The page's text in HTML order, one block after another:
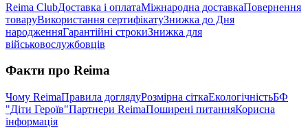
Reima ClubДоставка і оплатаМіжнародна доставкаПовернення
товаруВикористання сертифікатуЗнижка до Дня
народженняГарантійні строкиЗнижка для
військовослужбовців
Факти про Reima
Чому ReimaПравила доглядуРозмірна сіткаЕкологічністьБФ
"Діти Героїв"Партнери ReimaПоширені питанняКорисна
інформація